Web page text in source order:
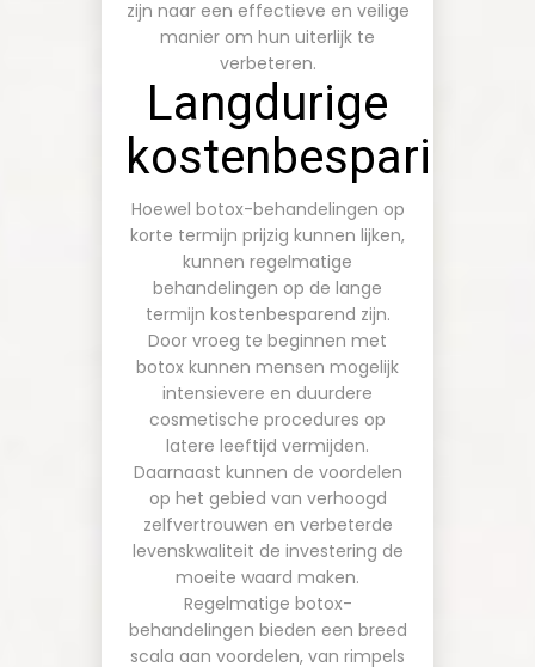
zijn naar een effectieve en veilige
manier om hun uiterlijk te
verbeteren.
Langdurige
Hoewel botox-behandelingen op
korte termijn prijzig kunnen lijken,
kunnen regelmatige
behandelingen op de lange
termijn kostenbesparend zijn.
Door vroeg te beginnen met
botox kunnen mensen mogelijk
intensievere en duurdere
cosmetische procedures op
latere leeftijd vermijden.
Daarnaast kunnen de voordelen
op het gebied van verhoogd
zelfvertrouwen en verbeterde
levenskwaliteit de investering de
moeite waard maken.
Regelmatige botox-
behandelingen bieden een breed
scala aan voordelen, van rimpels